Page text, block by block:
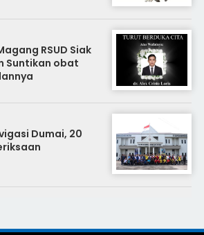
RSUD Siak
Suntikan obat
Dumai, 20